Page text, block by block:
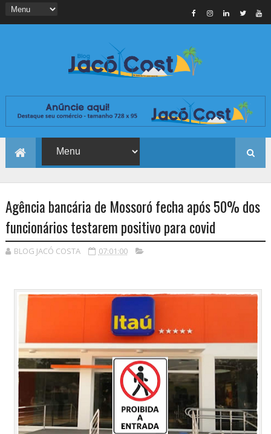
Agência bancária de Mossoró fecha após 50% dos
funcionários testarem positivo para covid
BLOG JACÓ COSTA 07:01:00